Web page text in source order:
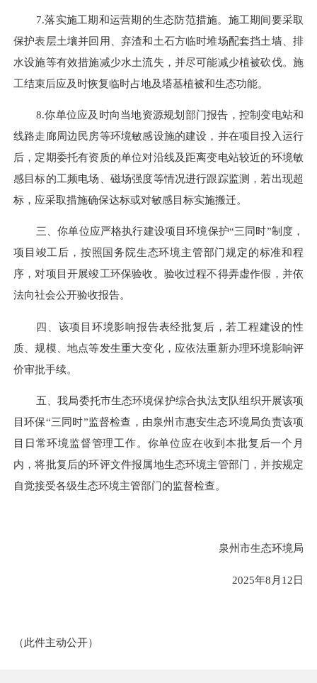
7.落实施工期和运营期的生态防范措施。施工期间要采取
保护表层土壤并回用、弃渣和土石方临时堆场配套挡土墙、排
水设施等有效措施减少水土流失，并尽可能减少植被砍伐。施
工结束后应及时恢复临时占地及塔基植被和生态功能。
8.你单位应及时向当地资源规划部门报告，控制变电站和
线路走廊周边民房等环境敏感设施的建设，并在项目投入运行
后，定期委托有资质的单位对沿线及距离变电站较近的环境敏
感目标的工频电场、磁场强度等情况进行跟踪监测，若出现超
标，应采取措施确保达标或对敏感目标实施搬迁。
三、你单位应严格执行建设项目环境保护“三同时”制度，
项目竣工后，按照国务院生态环境主管部门规定的标准和程
序，对项目开展竣工环保验收。验收过程不得弄虚作假，并依
法向社会公开验收报告。
四、该项目环境影响报告表经批复后，若工程建设的性
质、规模、地点等发生重大变化，应依法重新办理环境影响评
价审批手续。
五、我局委托市生态环境保护综合执法支队组织开展该项
目环保“三同时”监督检查，由泉州市惠安生态环境局负责该项
目日常环境监督管理工作。你单位应在收到本批复后一个月
内，将批复后的环评文件报属地生态环境主管部门，并按规定
自觉接受各级生态环境主管部门的监督检查。
泉州市生态环境局
2025年8 月 12日
（此件主动公开）